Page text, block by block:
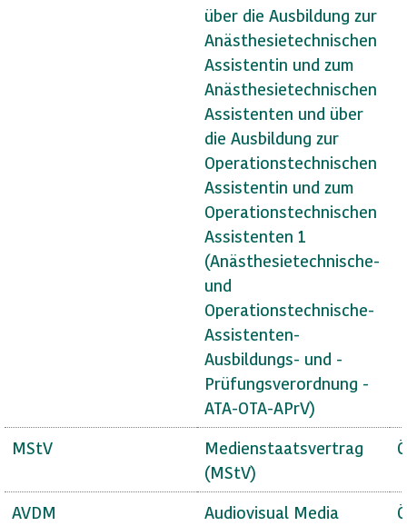
über die Ausbildung zur
Anästhesietechnischen
Assistentin und zum
Anästhesietechnischen
Assistenten und über
die Ausbildung zur
Operationstechnischen
Assistentin und zum
Operationstechnischen
Assistenten 1
(Anästhesietechnische-
und
Operationstechnische-
Assistenten-
Ausbildungs- und -
Prüfungsverordnung -
ATA-OTA-APrV)
MStV
Medienstaatsvertrag
(MStV)
AVDM
Audiovisual Media